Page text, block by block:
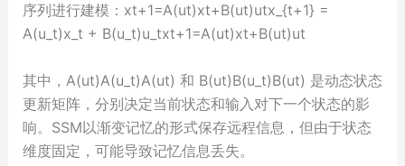
序列进行建模：xt+1=A(ut)xt+B(ut)utx_{t+1} =
A(u_t)x_t + B(u_t)u_txt+1​=A(ut​)xt​+B(ut​)ut​
其中，A(ut)A(u_t)A(ut​) 和 B(ut)B(u_t)B(ut​) 是动态状态
更新矩阵，分别决定当前状态和输入对下一个状态的影
响。SSM以渐变记忆的形式保存远程信息，但由于状态
维度固定，可能导致记忆信息丢失。